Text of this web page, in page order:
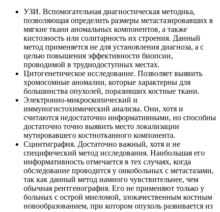
УЗИ. Вспомогательная диагностическая методика,
позволяющая определить размеры метастазировавших в
мягкие ткани аномальных компонентов, а также
кистозность или солитарность их строения. Данный
метод применяется не для установления диагноза, а с
целью повышения эффективности биопсии,
проводимой в труднодоступных местах.
Цитогенетическое исследование. Позволяет выявить
хромосомные аномалии, которые характерны для
большинства опухолей, поразивших костные ткани.
Электронно-микроскопический и
иммуногистохимический анализы. Они, хотя и
считаются недостаточно информативными, но способны
достаточно точно выявить место локализации
мутировавшего костнотканного компонента.
Сцинтиграфия. Достаточно важный, хотя и не
специфический метод исследования. Наибольшая его
информативность отмечается в тех случаях, когда
обследование проводится у онкобольных с метастазами,
так как данный метод намного чувствительнее, чем
обычная рентгенография. Его не применяют только у
больных с острой миеломой, злокачественным костным
новообразованием, при котором опухоль развивается из